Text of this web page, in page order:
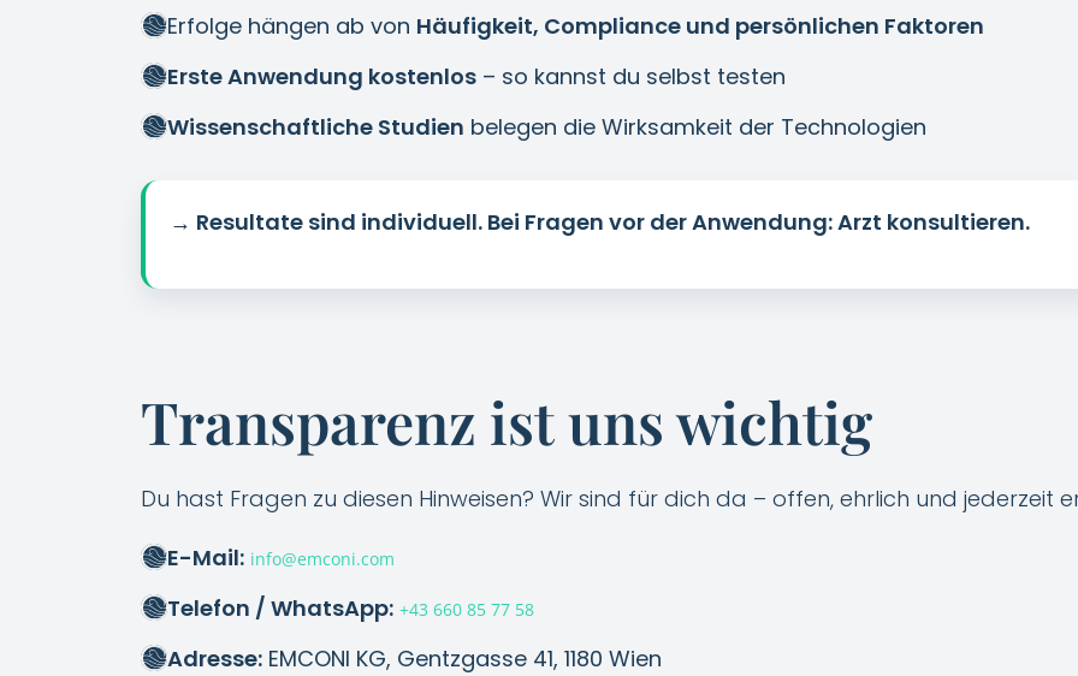
Erfolge hängen ab von Häufigkeit, Compliance und persönlichen Faktoren
Erste Anwendung kostenlos – so kannst du selbst testen
Wissenschaftliche Studien belegen die Wirksamkeit der Technologien
→ Resultate sind individuell. Bei Fragen vor der Anwendung: Arzt konsultieren.
Transparenz ist uns wichtig
Du hast Fragen zu diesen Hinweisen? Wir sind für dich da – offen, ehrlich und jederzeit
E-Mail: info@emconi.com
Telefon / WhatsApp: +43 660 85 77 58
Adresse: EMCONI KG, Gentzgasse 41, 1180 Wien